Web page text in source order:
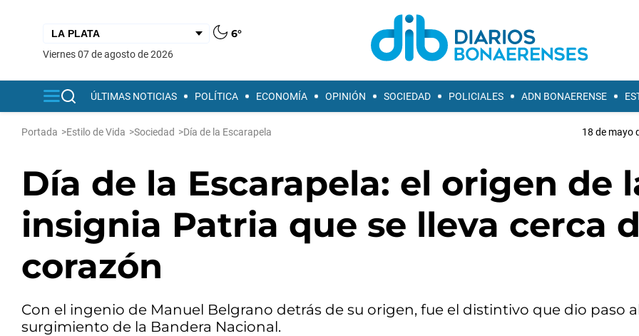
6°
viernes 07 de agosto de 2026
ÚLTIMAS NOTICIAS POLÍTICA ECONOMÍA OPINIÓN SOCIEDAD POLICIALES ADN BONAERENSE
Portada >Estilo de Vida >Sociedad >Día de la Escarapela 18 de mayo
Día de la Escarapela: el origen de
insignia Patria que se lleva cerca
corazón
Con el ingenio de Manuel Belgrano detrás de su origen, fue el distintivo que dio paso
surgimiento de la Bandera Nacional.